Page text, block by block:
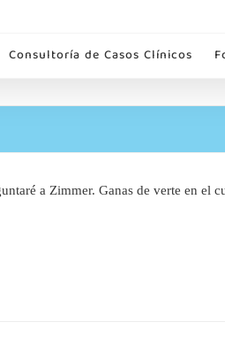
Consultoría de Casos Clínicos
a Zimmer. Ganas de verte en el